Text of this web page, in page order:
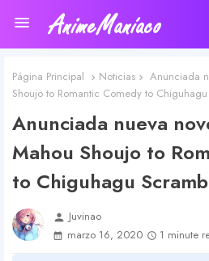
Página Principal Noticias
Anunciada
Shoujo to Romantic Comedy to
Anunciada nueva
Mahou Shoujo to
to Chiguhagu
person Juvinao
marzo 16, 2020
1 minute